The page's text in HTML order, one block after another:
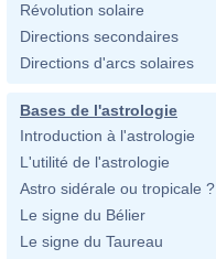
Révolution solaire
Directions secondaires
Directions d'arcs solaires
Bases de l'astrologie
Introduction à l'astrologie
L'utilité de l'astrologie
Astro sidérale ou tropicale ?
Le signe du Bélier
Le signe du Taureau